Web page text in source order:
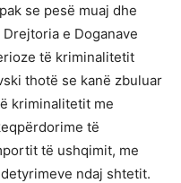
se pesë muaj dhe
e Doganave
të kriminalitetit
thotë se kanë zbuluar
kriminalitetit me
të
të ushqimit, me
ndaj shtetit.